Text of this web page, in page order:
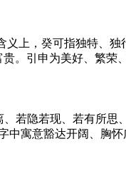
上，癸可指独特、
。引申为美好、繁荣
若隐若现、若有所思
寓意豁达开阔、胸怀